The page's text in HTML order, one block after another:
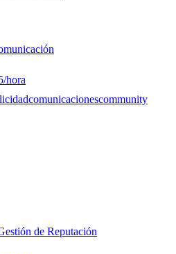
/hora
comunicacionescommunity
de Reputación